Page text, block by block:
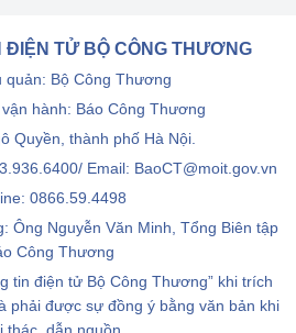
ĐIỆN TỬ BỘ CÔNG THƯƠNG
quản: Bộ Công Thương
hành: Báo Công Thương
Quyền, thành phố Hà Nội.
Email: BaoCT@moit.gov.vn
0866.59.4498
Ông Nguyễn Văn Minh, Tổng Biên tập
Công Thương
tin điện tử Bộ Công Thương” khi trích
phải được sự đồng ý bằng văn bản khi